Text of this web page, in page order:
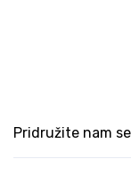
Pridružite nam